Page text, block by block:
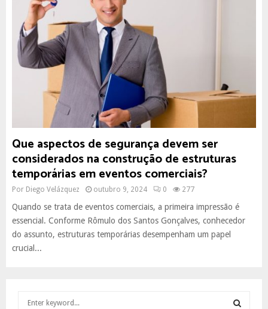
Que aspectos de segurança devem ser
considerados na construção de estruturas
temporárias em eventos comerciais?
Por Diego Velázquez outubro 9, 2024 0 277
Quando se trata de eventos comerciais, a primeira impressão é
essencial. Conforme Rômulo dos Santos Gonçalves, conhecedor
do assunto, estruturas temporárias desempenham um papel
crucial...